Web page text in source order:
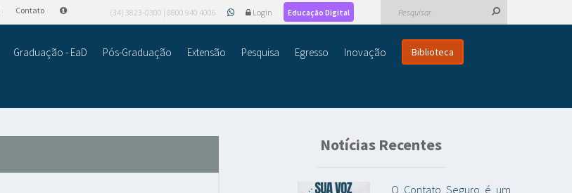
Contato (34) 3823-0300 | 0800 940 4006 Login Educação Digital
Graduação - EaD Pós-Graduação Extensão Pesquisa Egresso Inovação Biblioteca
Notícias Recentes
O Contato Seguro é um